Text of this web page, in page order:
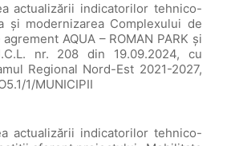
actualizării indicatorilor tehnico-
și modernizarea Complexului de
AQUA – ROMAN PARK și
nr. 208 din 19.09.2024, cu
Regional Nord-Est 2021-2027,
1/MUNICIPII
actualizării indicatorilor tehnico-